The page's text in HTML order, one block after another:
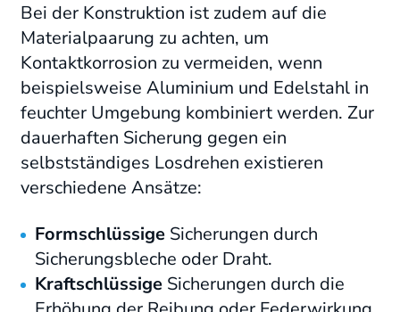
Bei der Konstruktion ist zudem auf die
Materialpaarung zu achten, um
Kontaktkorrosion zu vermeiden, wenn
beispielsweise Aluminium und Edelstahl in
feuchter Umgebung kombiniert werden. Zur
dauerhaften Sicherung gegen ein
selbstständiges Losdrehen existieren
verschiedene Ansätze:
Formschlüssige Sicherungen durch
Sicherungsbleche oder Draht.
Kraftschlüssige Sicherungen durch die